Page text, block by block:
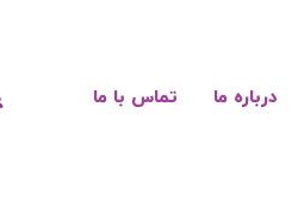
درباره ما تماس با ما